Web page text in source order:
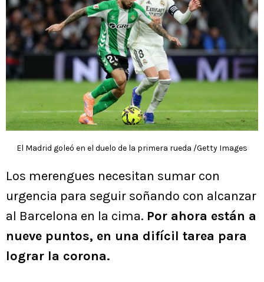
El Madrid goleó en el duelo de la primera rueda /Getty Images
Los merengues necesitan sumar con
urgencia para seguir soñando con alcanzar
al Barcelona en la cima. Por ahora están a
nueve puntos, en una difícil tarea para
lograr la corona.